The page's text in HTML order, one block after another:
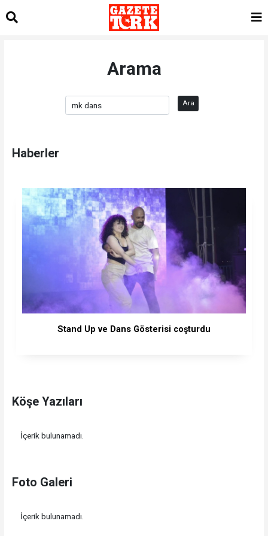
Arama
Ara
Haberler
Stand Up ve Dans Gösterisi coşturdu
Köşe Yazıları
İçerik bulunamadı.
Foto Galeri
İçerik bulunamadı.